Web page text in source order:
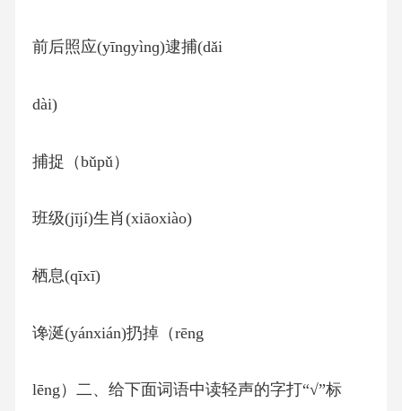
前后照应(yīnɡyìnɡ)逮捕(dǎi
dài)
捕捉（bǔpǔ）
班级(jījí)生肖(xiāoxiào)
栖息(qīxī)
谗涎(yánxián)扔掉（rēng
lēng）二、给下面词语中读轻声的字打“√”标